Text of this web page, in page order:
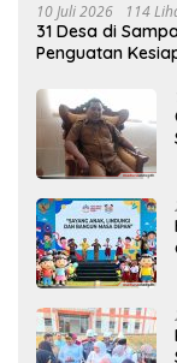
10 Juli 2026 114
31 Desa di
Penguatan